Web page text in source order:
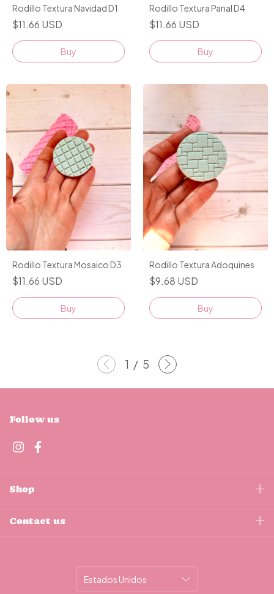
Rodillo Textura Navidad D1
$11.66 USD
Rodillo Textura Panal D4
$11.66 USD
Rodillo Textura Mosaico D3
$11.66 USD
Rodillo Textura Adoquines
$9.68 USD
1 / 5
Follow us
Shop
Contact us